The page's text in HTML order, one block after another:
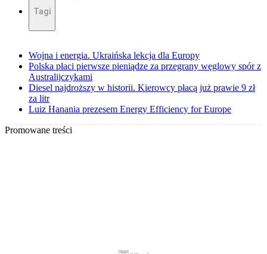
Tagi
Wojna i energia. Ukraińska lekcja dla Europy
Polska płaci pierwsze pieniądze za przegrany węglowy spór z
Australijczykami
Diesel najdroższy w historii. Kierowcy płacą już prawie 9 zł
za litr
Luiz Hanania prezesem Energy Efficiency for Europe
Promowane treści